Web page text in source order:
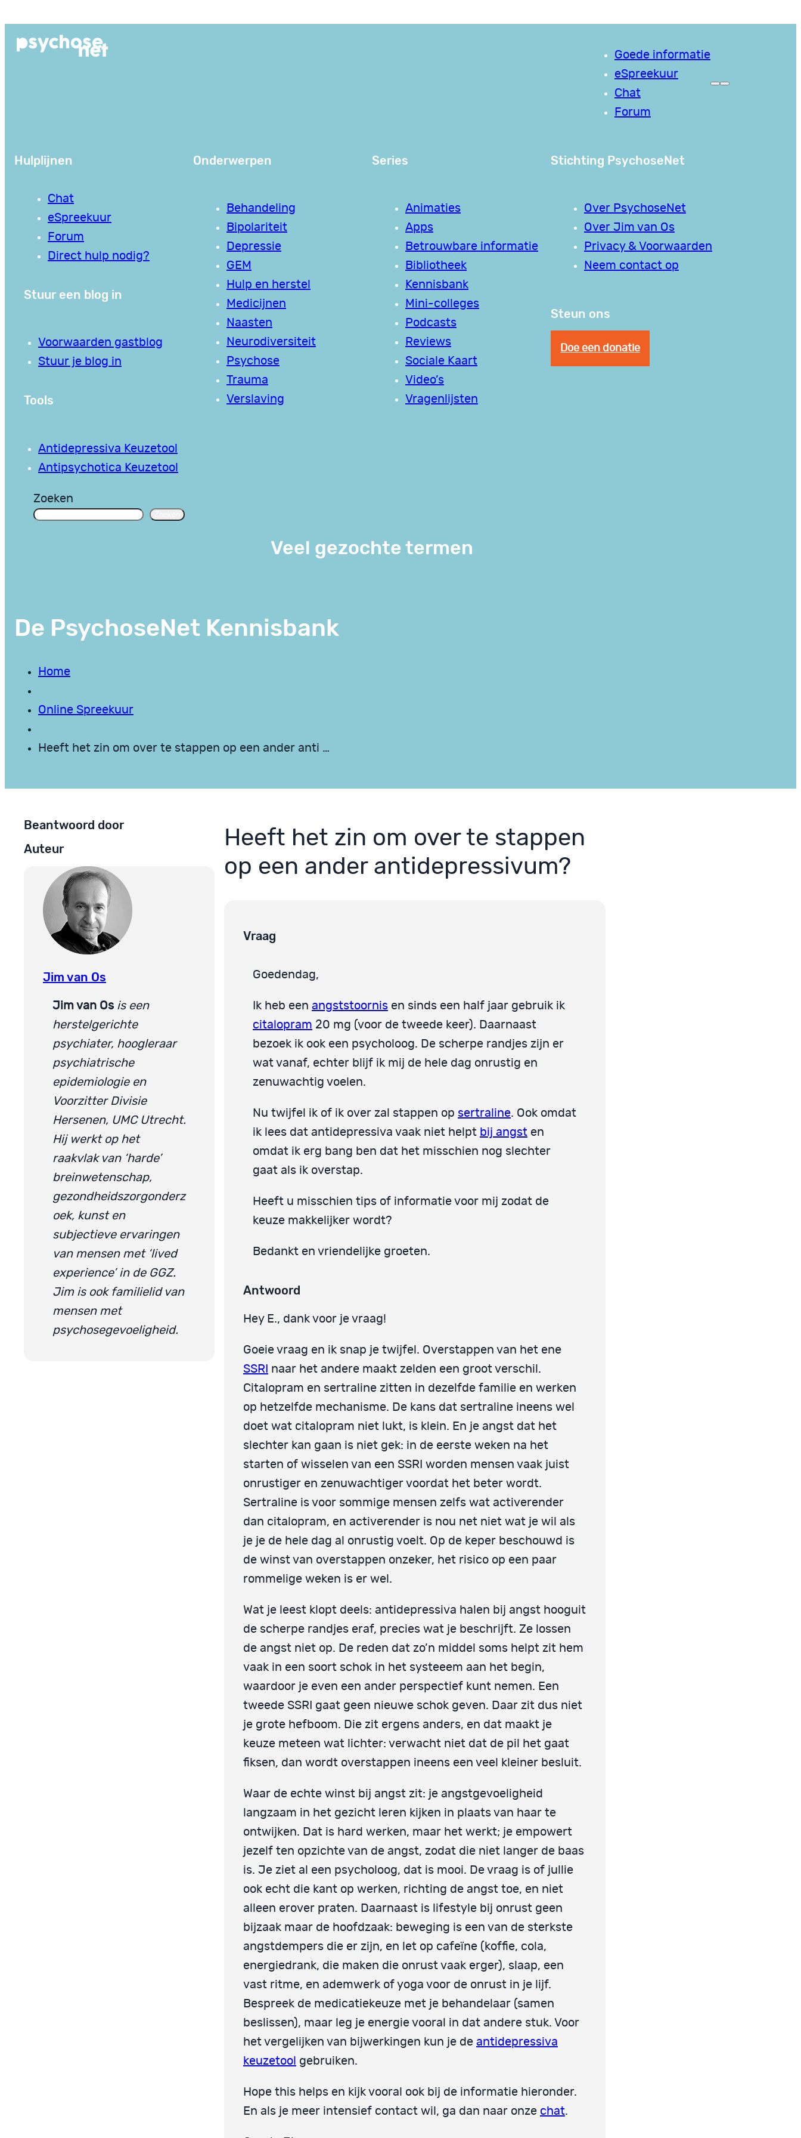
de
Goede informatie
eSpreekuur
Chat
Forum
Hulplijnen
Chat
eSpreekuur
Forum
Direct hulp nodig?
Stuur een blog in
Voorwaarden gastblog
Stuur je blog in
Tools
Antidepressiva Keuzetool
Antipsychotica Keuzetool
Onderwerpen
Behandeling
Bipolariteit
Depressie
GEM
Hulp en herstel
Medicijnen
Naasten
Neurodiversiteit
Psychose
Trauma
Verslaving
Series
Animaties
Apps
Betrouwbare informatie
Bibliotheek
Kennisbank
Mini-colleges
Podcasts
Reviews
Sociale Kaart
Video’s
Vragenlijsten
Stichting PsychoseNet
Over PsychoseNet
Over Jim van Os
Privacy & Voorwaarden
Neem contact op
Steun ons
Doe een donatie
Zoeken
Veel gezochte termen
De PsychoseNet Kennisbank
Home
Online Spreekuur
Heeft het zin om over te stappen op een ander anti …
Beantwoord door
Auteur
Jim van Os
Jim van Os is een
herstelgerichte
psychiater, hoogleraar
psychiatrische
epidemiologie en
Voorzitter Divisie
Hersenen, UMC Utrecht.
Hij werkt op het
raakvlak van ‘harde’
breinwetenschap,
gezondheidszorgonderz
oek, kunst en
subjectieve ervaringen
van mensen met ‘lived
experience’ in de GGZ.
Jim is ook familielid van
mensen met
psychosegevoeligheid.
Heeft het zin om over te stappen
op een ander antidepressivum?
Vraag
Goedendag,
Ik heb een angststoornis en sinds een half jaar gebruik ik
citalopram 20 mg (voor de tweede keer). Daarnaast
bezoek ik ook een psycholoog. De scherpe randjes zijn er
wat vanaf, echter blijf ik mij de hele dag onrustig en
zenuwachtig voelen.
Nu twijfel ik of ik over zal stappen op sertraline. Ook omdat
ik lees dat antidepressiva vaak niet helpt bij angst en
omdat ik erg bang ben dat het misschien nog slechter
gaat als ik overstap.
Heeft u misschien tips of informatie voor mij zodat de
keuze makkelijker wordt?
Bedankt en vriendelijke groeten.
Antwoord
Hey E., dank voor je vraag!
Goeie vraag en ik snap je twijfel. Overstappen van het ene
SSRI naar het andere maakt zelden een groot verschil.
Citalopram en sertraline zitten in dezelfde familie en werken
op hetzelfde mechanisme. De kans dat sertraline ineens wel
doet wat citalopram niet lukt, is klein. En je angst dat het
slechter kan gaan is niet gek: in de eerste weken na het
starten of wisselen van een SSRI worden mensen vaak juist
onrustiger en zenuwachtiger voordat het beter wordt.
Sertraline is voor sommige mensen zelfs wat activerender
dan citalopram, en activerender is nou net niet wat je wil als
je je de hele dag al onrustig voelt. Op de keper beschouwd is
de winst van overstappen onzeker, het risico op een paar
rommelige weken is er wel.
Wat je leest klopt deels: antidepressiva halen bij angst hooguit
de scherpe randjes eraf, precies wat je beschrijft. Ze lossen
de angst niet op. De reden dat zo’n middel soms helpt zit hem
vaak in een soort schok in het systeeem aan het begin,
waardoor je even een ander perspectief kunt nemen. Een
tweede SSRI gaat geen nieuwe schok geven. Daar zit dus niet
je grote hefboom. Die zit ergens anders, en dat maakt je
keuze meteen wat lichter: verwacht niet dat de pil het gaat
fiksen, dan wordt overstappen ineens een veel kleiner besluit.
Waar de echte winst bij angst zit: je angstgevoeligheid
langzaam in het gezicht leren kijken in plaats van haar te
ontwijken. Dat is hard werken, maar het werkt; je empowert
jezelf ten opzichte van de angst, zodat die niet langer de baas
is. Je ziet al een psycholoog, dat is mooi. De vraag is of jullie
ook echt die kant op werken, richting de angst toe, en niet
alleen erover praten. Daarnaast is lifestyle bij onrust geen
bijzaak maar de hoofdzaak: beweging is een van de sterkste
angstdempers die er zijn, en let op cafeïne (koffie, cola,
energiedrank, die maken die onrust vaak erger), slaap, een
vast ritme, en ademwerk of yoga voor de onrust in je lijf.
Bespreek de medicatiekeuze met je behandelaar (samen
beslissen), maar leg je energie vooral in dat andere stuk. Voor
het vergelijken van bijwerkingen kun je de antidepressiva
keuzetool gebruiken.
Hope this helps en kijk vooral ook bij de informatie hieronder.
En als je meer intensief contact wil, ga dan naar onze chat.